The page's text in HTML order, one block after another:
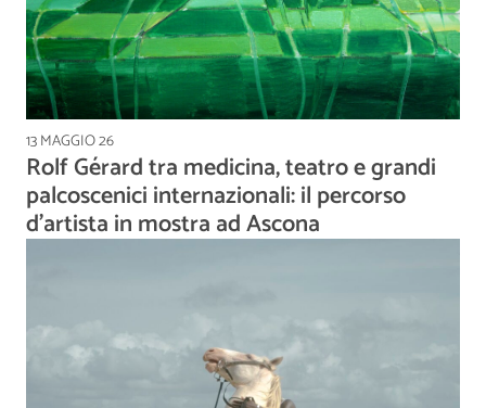
13 MAGGIO 26
Rolf Gérard tra medicina, teatro e grandi
palcoscenici internazionali: il percorso
d'artista in mostra ad Ascona